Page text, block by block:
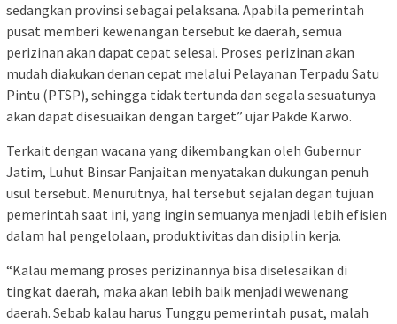
sedangkan provinsi sebagai pelaksana. Apabila pemerintah
pusat memberi kewenangan tersebut ke daerah, semua
perizinan akan dapat cepat selesai. Proses perizinan akan
mudah diakukan denan cepat melalui Pelayanan Terpadu Satu
Pintu (PTSP), sehingga tidak tertunda dan segala sesuatunya
akan dapat disesuaikan dengan target” ujar Pakde Karwo.
Terkait dengan wacana yang dikembangkan oleh Gubernur
Jatim, Luhut Binsar Panjaitan menyatakan dukungan penuh
usul tersebut. Menurutnya, hal tersebut sejalan degan tujuan
pemerintah saat ini, yang ingin semuanya menjadi lebih efisien
dalam hal pengelolaan, produktivitas dan disiplin kerja.
“Kalau memang proses perizinannya bisa diselesaikan di
tingkat daerah, maka akan lebih baik menjadi wewenang
daerah. Sebab kalau harus Tunggu pemerintah pusat, malah